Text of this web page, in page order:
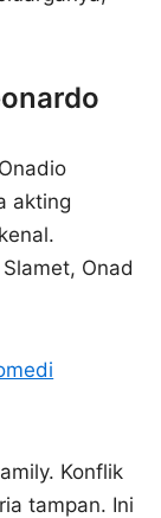
akting
Onad
Konflik
tampan. Ini